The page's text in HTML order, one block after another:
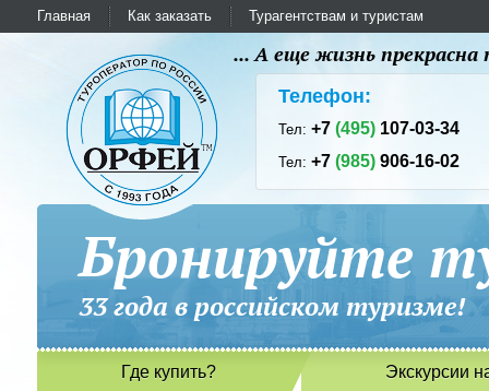
Главная Как заказать Турагентствам и туристам
... А еще жизнь
Телефон:
Тел:+7(495) 107-03-34
Тел:+7(985) 906-16-02
Бронируйте
33 года в российском
Где купить? Экскурсии